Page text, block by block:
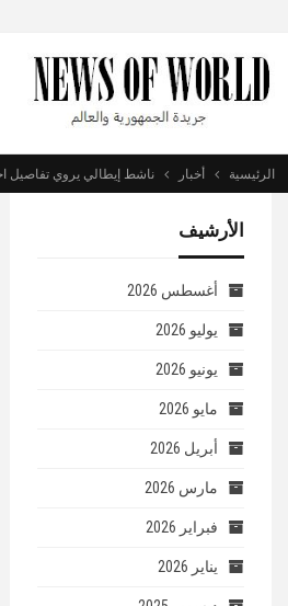
الرئيسية أخبار ناشط إيطالي يروي تفاصيل
الأرشيف
أغسطس 2026
يوليو 2026
يونيو 2026
مايو 2026
أبريل 2026
مارس 2026
فبراير 2026
يناير 2026